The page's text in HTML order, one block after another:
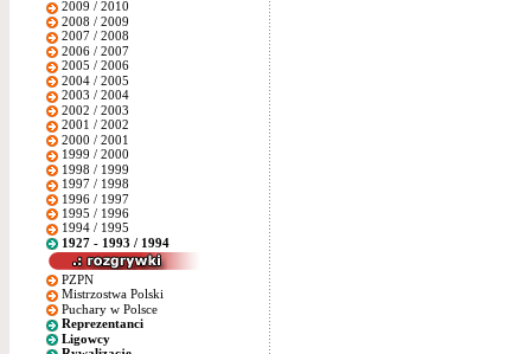
2009 / 2010
2008 / 2009
2007 / 2008
2006 / 2007
2005 / 2006
2004 / 2005
2003 / 2004
2002 / 2003
2001 / 2002
2000 / 2001
1999 / 2000
1998 / 1999
1997 / 1998
1996 / 1997
1995 / 1996
1994 / 1995
1927 - 1993 / 1994
PZPN
Mistrzostwa Polski
Puchary w Polsce
Reprezentanci
Ligowcy